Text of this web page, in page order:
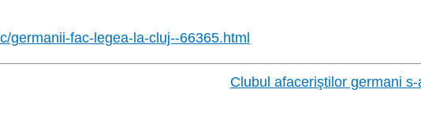
germanii-fac-legea-la-cluj--66365.html
Clubul afaceriştilor germani